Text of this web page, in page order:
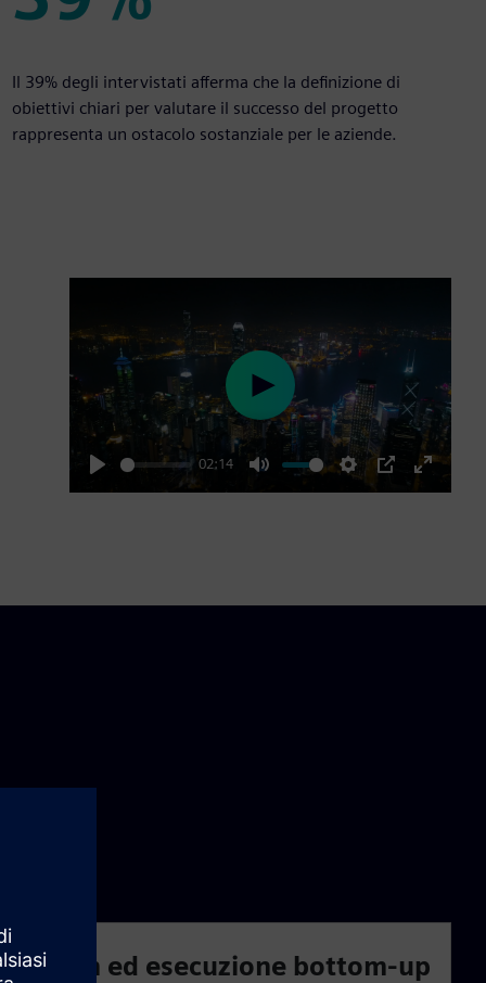
39%
Il 39% degli intervistati afferma che la definizione di
obiettivi chiari per valutare il successo del progetto
rappresenta un ostacolo sostanziale per le aziende.
Play
02:14
Mute Settings
PIP
Enter
Play
down ed esecuzione bottom-up